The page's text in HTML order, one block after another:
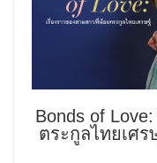
Bonds of
ตระกูลไทยเศ